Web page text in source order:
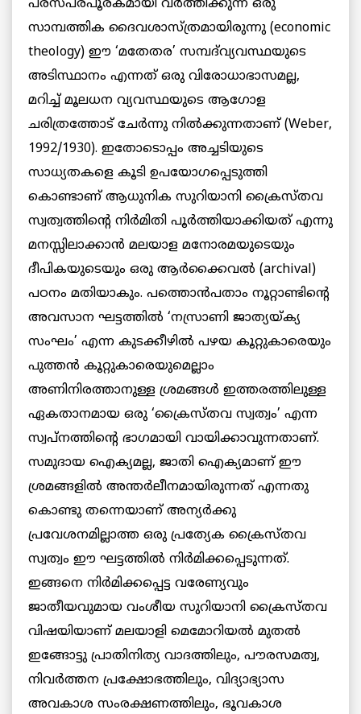
പരസ്പരപൂരകമായി വർത്തിക്കുന്ന ഒരു
സാമ്പത്തിക ദൈവശാസ്ത്രമായിരുന്നു (economic
theology) ഈ ‘മതേതര’ സമ്പദ്‌വ്യവസ്ഥയുടെ
അടിസ്ഥാനം എന്നത് ഒരു വിരോധാഭാസമല്ല,
മറിച്ച് മൂലധന വ്യവസ്ഥയുടെ ആഗോള
ചരിത്രത്തോട് ചേർന്നു നിൽക്കുന്നതാണ് (Weber,
1992/1930). ഇതോടൊപ്പം അച്ചടിയുടെ
സാധ്യതകളെ കൂടി ഉപയോഗപ്പെടുത്തി
കൊണ്ടാണ് ആധുനിക സുറിയാനി ക്രൈസ്തവ
സ്വത്വത്തിന്റെ നിർമിതി പൂർത്തിയാക്കിയത് എന്നു
മനസ്സിലാക്കാൻ മലയാള മനോരമയുടെയും
ദീപികയുടെയും ഒരു ആർക്കൈവൽ (archival)
പഠനം മതിയാകും. പത്തൊൻപതാം നൂറ്റാണ്ടിന്റെ
അവസാന ഘട്ടത്തിൽ ‘നസ്രാണി ജാത്യയ്ക്യ
സംഘം’ എന്ന കുടക്കീഴിൽ പഴയ കൂറ്റുകാരെയും
പുത്തൻ കൂറ്റുകാരെയുമെല്ലാം
അണിനിരത്താനുള്ള ശ്രമങ്ങൾ ഇത്തരത്തിലുള്ള
ഏകതാനമായ ഒരു ‘ക്രൈസ്തവ സ്വത്വം’ എന്ന
സ്വപ്നത്തിന്റെ ഭാഗമായി വായിക്കാവുന്നതാണ്.
സമുദായ ഐക്യമല്ല, ജാതി ഐക്യമാണ് ഈ
ശ്രമങ്ങളിൽ അന്തർലീനമായിരുന്നത് എന്നതു
കൊണ്ടു തന്നെയാണ് അന്യർക്കു
പ്രവേശനമില്ലാത്ത ഒരു പ്രത്യേക ക്രൈസ്തവ
സ്വത്വം ഈ ഘട്ടത്തിൽ നിർമിക്കപ്പെടുന്നത്.
ഇങ്ങനെ നിർമിക്കപ്പെട്ട വരേണ്യവും
ജാതീയവുമായ വംശീയ സുറിയാനി ക്രൈസ്തവ
വിഷയിയാണ് മലയാളി മെമോറിയൽ മുതൽ
ഇങ്ങോട്ടു പ്രാതിനിത്യ വാദത്തിലും, പൗരസമത്വ,
നിവർത്തന പ്രക്ഷോഭത്തിലും, വിദ്യാഭ്യാസ
അവകാശ സംരക്ഷണത്തിലും, ഭൂവകാശ